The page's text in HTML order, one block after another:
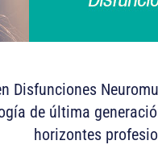
Disfunciones
de última
horizontes